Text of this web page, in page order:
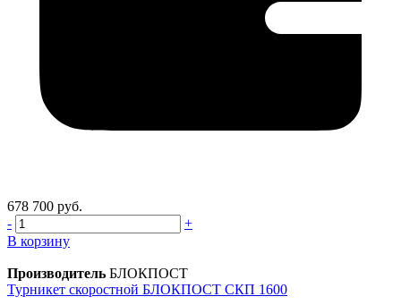
678 700 руб.
-
+
В корзину
Производитель БЛОКПОСТ
Турникет скоростной БЛОКПОСТ СКП 1600